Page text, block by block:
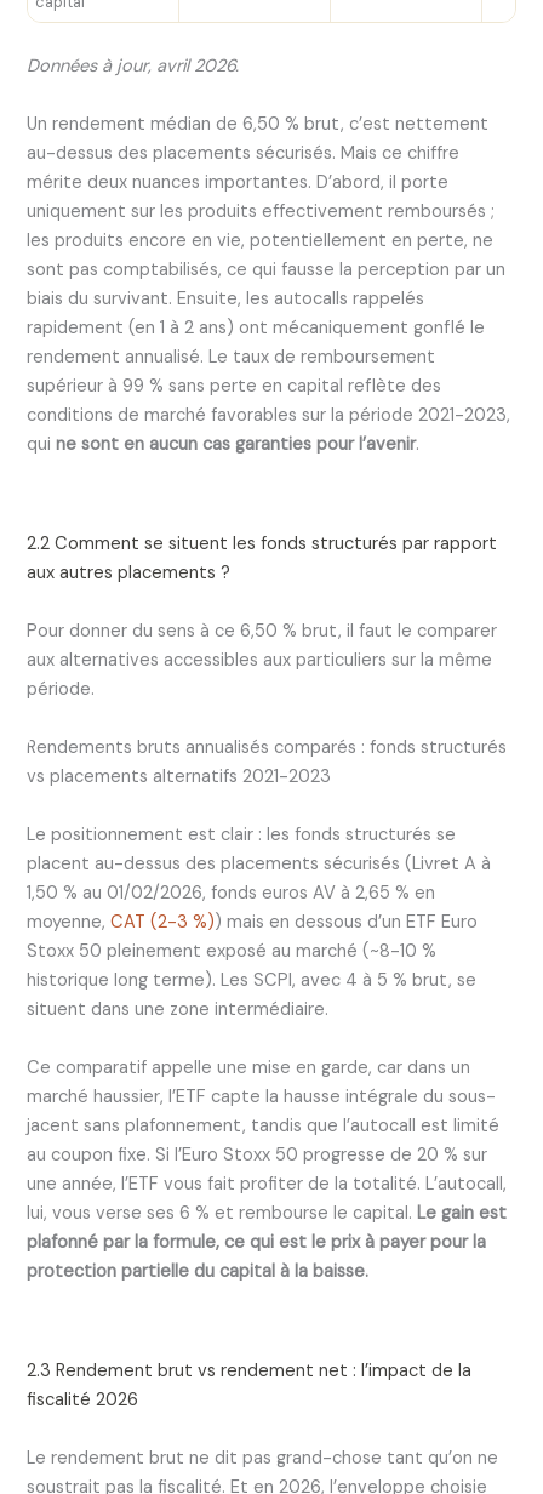
Données à jour, avril 2026.
Un rendement médian de 6,50 % brut, c’est nettement
au-dessus des placements sécurisés. Mais ce chiffre
mérite deux nuances importantes. D’abord, il porte
uniquement sur les produits effectivement remboursés ;
les produits encore en vie, potentiellement en perte, ne
sont pas comptabilisés, ce qui fausse la perception par un
biais du survivant. Ensuite, les autocalls rappelés
rapidement (en 1 à 2 ans) ont mécaniquement gonflé le
rendement annualisé. Le taux de remboursement
supérieur à 99 % sans perte en capital reflète des
conditions de marché favorables sur la période 2021-2023,
quine sont en aucun cas garanties pour l’avenir.
2.2 Comment se situent les fonds structurés par rapport
aux autres placements ?
Pour donner du sens à ce 6,50 % brut, il faut le comparer
aux alternatives accessibles aux particuliers sur la même
période.
Rendements bruts annualisés comparés : fonds structurés
vs placements alternatifs 2021-2023
Le positionnement est clair : les fonds structurés se
placent au-dessus des placements sécurisés (Livret A à
1,50 % au 01/02/2026, fonds euros AV à 2,65 % en
moyenne,CAT (2-3 %)) mais en dessous d’un ETF Euro
Stoxx 50 pleinement exposé au marché (~8-10 %
historique long terme). Les SCPI, avec 4 à 5 % brut, se
situent dans une zone intermédiaire.
Ce comparatif appelle une mise en garde, car dans un
marché haussier, l’ETF capte la hausse intégrale du sous-
jacent sans plafonnement, tandis que l’autocall est limité
au coupon fixe. Si l’Euro Stoxx 50 progresse de 20 % sur
une année, l’ETF vous fait profiter de la totalité. L’autocall,
lui, vous verse ses 6 % et rembourse le capital.Le gain est
plafonné par la formule, ce qui est le prix à payer pour la
protection partielle du capital à la baisse.
2.3 Rendement brut vs rendement net : l’impact de la
fiscalité 2026
Le rendement brut ne dit pas grand-chose tant qu’on ne
soustrait pas la fiscalité. Et en 2026, l’enveloppe choisie